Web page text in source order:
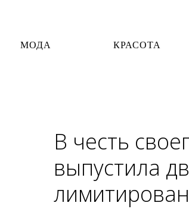
МОДА КРАСОТА
В честь
выпустила